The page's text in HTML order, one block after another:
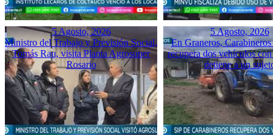
5 Agosto, 2026
Ministro del Trabajo y Previsión Social,
Tomás Rau, visita Planta Agrosuper
Rosario
5 Agosto, 2026
En Graneros,
recupera dos vehículos
detiene a un